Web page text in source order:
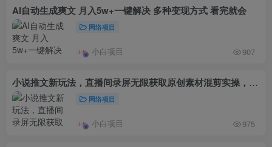
AI自动生成爽文 月入5w+一键解决 多种变现方式 看完就会
网络项目
小白项目 907
小说推文新玩法，直播间录屏无限获取原创素材混剪实操，100%可以过抖
网络项目
小白项目 975